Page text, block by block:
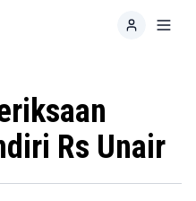
Rs Unair